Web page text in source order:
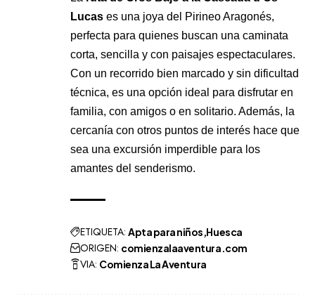
Lucas es una joya del Pirineo Aragonés,
perfecta para quienes buscan una caminata
corta, sencilla y con paisajes espectaculares.
Con un recorrido bien marcado y sin dificultad
técnica, es una opción ideal para disfrutar en
familia, con amigos o en solitario. Además, la
cercanía con otros puntos de interés hace que
sea una excursión imperdible para los
amantes del senderismo.
ETIQUETA: Apta para niños Huesca
ORIGEN: comienzalaaventura.com
VIA: Comienza La Aventura